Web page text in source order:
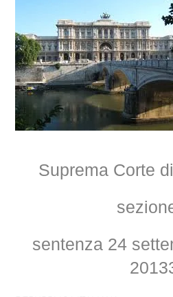
Suprema Corte
sentenza 24